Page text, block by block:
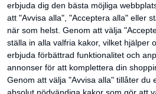
35kr 37kr 38kr -2%
erbjuda dig den bästa möjliga
att "Avvisa alla", "Acceptera alla" eller
när som helst. Genom att välja
ställa in alla valfria kakor, vilket hjälper
erbjuda förbättrad funktionalitet och
annonser för att komplettera din
Genom att välja "Avvisa alla" tillåter du